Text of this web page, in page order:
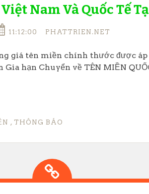
Nam Và Quốc Tế
11:12:00 PHATTRIEN.NET
giá tên miền chính thước được áp
hạn Chuyển về TÊN MIỀN
, THÔNG BÁO